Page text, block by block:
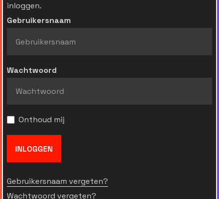
inloggen.
Gebruikersnaam
Wachtwoord
Onthoud mij
INLOGGEN
Gebruikersnaam vergeten?
Wachtwoord vergeten?